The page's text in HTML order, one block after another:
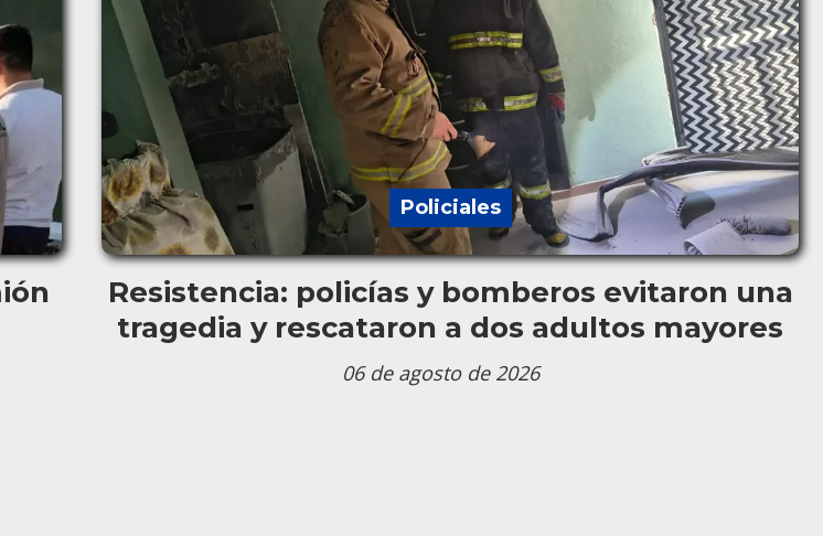
Resistencia: policías y bomberos evitaron una
tragedia y rescataron a dos adultos mayores
Policiales
06 de agosto de 2026